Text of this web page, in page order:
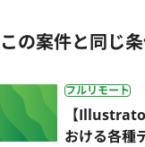
この案件と同じ
フルリモート
【
おける各種